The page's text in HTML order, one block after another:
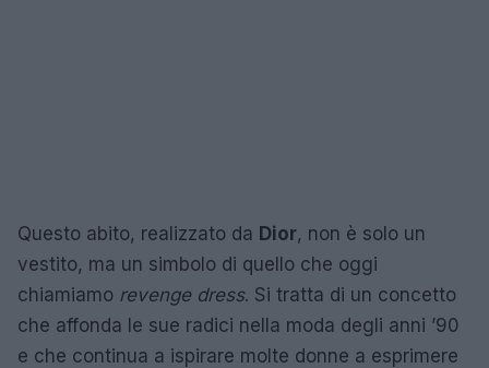
Questo abito, realizzato da Dior, non è solo un
vestito, ma un simbolo di quello che oggi
chiamiamo revenge dress. Si tratta di un concetto
che affonda le sue radici nella moda degli anni ’90
e che continua a ispirare molte donne a esprimere